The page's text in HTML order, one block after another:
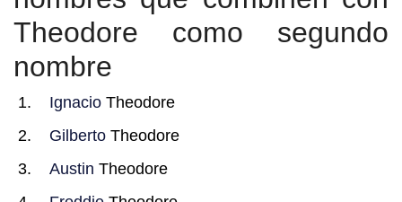
Theodore como segundo
nombre
Ignacio Theodore
Gilberto Theodore
Austin Theodore